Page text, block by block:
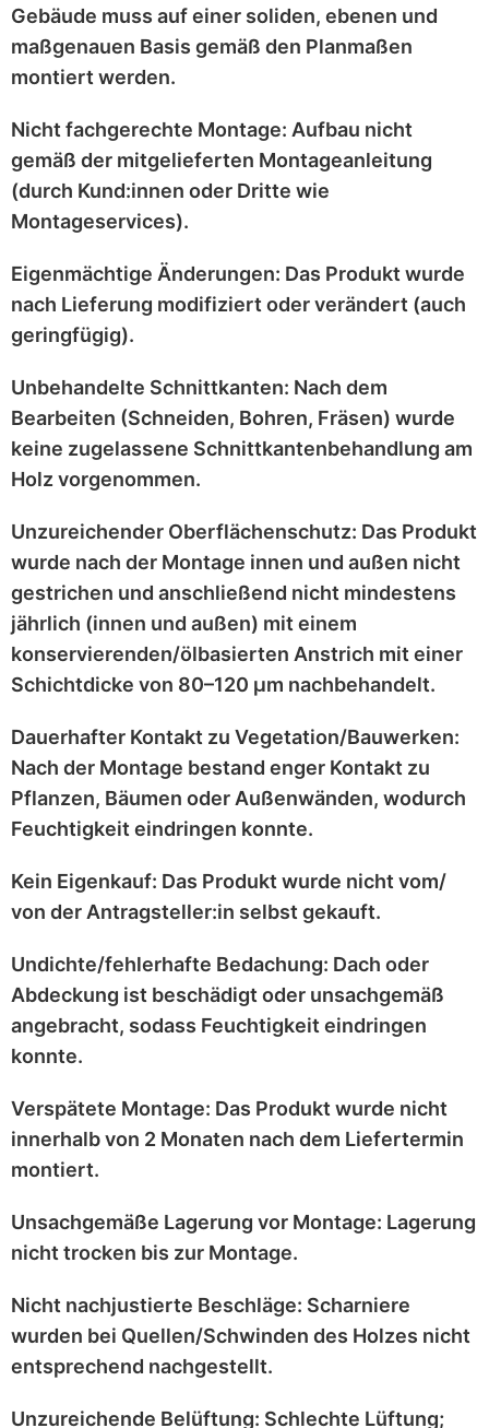
Gebäude muss auf einer soliden, ebenen und
maßgenauen Basis gemäß den Planmaßen
montiert werden.
Nicht fachgerechte Montage: Aufbau nicht
gemäß der mitgelieferten Montageanleitung
(durch Kund:innen oder Dritte wie
Montageservices).
Eigenmächtige Änderungen: Das Produkt wurde
nach Lieferung modifiziert oderverändert (auch
geringfügig).
Unbehandelte Schnittkanten: Nach dem
Bearbeiten (Schneiden, Bohren, Fräsen) wurde
keine zugelassene Schnittkantenbehandlung am
Holz vorgenommen.
Unzureichender Oberflächenschutz: Das Produkt
wurde nach der Montage innen und außen nicht
gestrichen und anschließend nicht mindestens
jährlich (innen und außen) mit einem
konservierenden/ölbasierten Anstrich mit einer
Schichtdicke von 80–120 μm nachbehandelt.
Dauerhafter Kontakt zu Vegetation/Bauwerken:
Nach der Montage bestand enger Kontakt zu
Pflanzen, Bäumen oder Außenwänden, wodurch
Feuchtigkeit eindringen konnte.
Kein Eigenkauf: Das Produkt wurde nicht vom/
von der Antragsteller:in selbst gekauft.
Undichte/fehlerhafte Bedachung: Dach oder
Abdeckung ist beschädigt oder unsachgemäß
angebracht, sodass Feuchtigkeit eindringen
konnte.
Verspätete Montage: Das Produkt wurde nicht
innerhalb von 2 Monaten nach dem Liefertermin
montiert.
Unsachgemäße Lagerung vor Montage: Lagerung
nicht trocken bis zur Montage.
Nicht nachjustierte Beschläge: Scharniere
wurden bei Quellen/Schwinden des Holzes nicht
entsprechend nachgestellt.
Unzureichende Belüftung: Schlechte Lüftung;